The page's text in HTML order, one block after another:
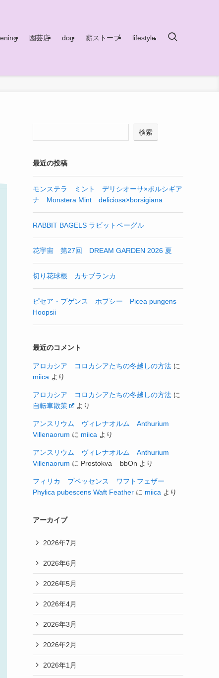
園芸店 dog 薪ストーブ lifestyle
検索
最近の投稿
モンステラ ミント デリシオーサ×ボルシギア
ナ Monstera Mint deliciosa×borsigiana
RABBIT BAGELS ラビットベーグル
花宇宙 第27回 DREAM GARDEN 2026 夏
切り花球根 カサブランカ
ピセア・プゲンス ホプシー Picea pungens
Hoopsii
最近のコメント
アロカシア コロカシアたちの冬越しの方法 に
miica より
アロカシア コロカシアたちの冬越しの方法 に
自転車散策
より
アンスリウム ヴィレナオルム Anthurium
Villenaorum に miica より
アンスリウム ヴィレナオルム Anthurium
Villenaorum に Prostokva__bbOn より
フィリカ プベッセンス ワフトフェザー
Phylica pubescens Waft Feather に miica より
アーカイブ
2026年7月
2026年6月
2026年5月
2026年4月
2026年3月
2026年2月
2026年1月